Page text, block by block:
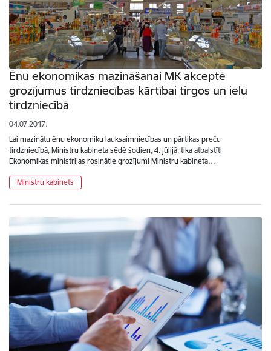
Ēnu ekonomikas mazināšanai MK akceptē
grozījumus tirdzniecības kārtībai tirgos un ielu
tirdzniecībā
04.07.2017.
Lai mazinātu ēnu ekonomiku lauksaimniecības un pārtikas preču
tirdzniecībā, Ministru kabineta sēdē šodien, 4. jūlijā, tika atbalstīti
Ekonomikas ministrijas rosinātie grozījumi Ministru kabineta…
Ministru kabinets